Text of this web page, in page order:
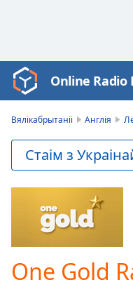
Video
Player
Video
Mute
Current
Time 0:00
Online Radio
Вялікабрытаніі Англія
Стаім з
One Gold